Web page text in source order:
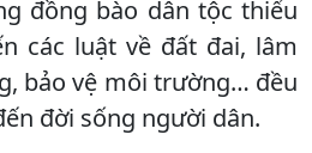
đồng bào dân tộc thiểu
các luật về đất đai, lâm
bảo vệ môi trường… đều
đời sống người dân.